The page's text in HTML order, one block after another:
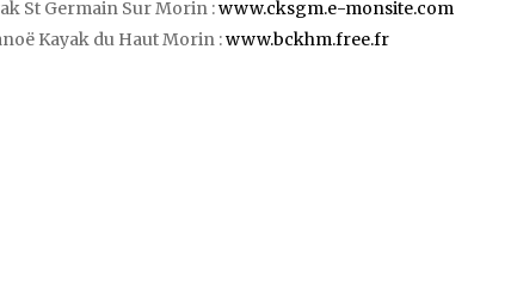
St Germain Sur Morin :www.cksgm.e-monsite.com
Kayak du Haut Morin :www.bckhm.free.fr